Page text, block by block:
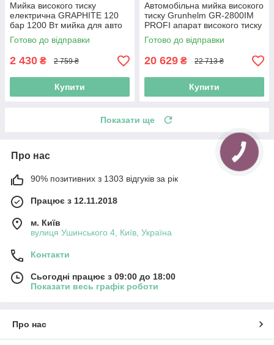
Мийка високого тиску
електрична GRAPHITE 120
бар 1200 Вт мийка для авто
плитки фасадів та
інструментів
Готово до відправки
2 430 ₴ 2 759 ₴
Купити
Автомобільна мийка високого
тиску Grunhelm GR-2800IM
PROFI апарат високого тиску
Готово до відправки
20 629 ₴ 22 713 ₴
Купити
Показати ще
Про нас
90% позитивних з 1303 відгуків за рік
Працює з 12.11.2018
м. Київ
вулиця Ушинського 4, Київ, Україна
Контакти
Сьогодні працює з 09:00 до 18:00
Показати весь графік роботи
Про нас